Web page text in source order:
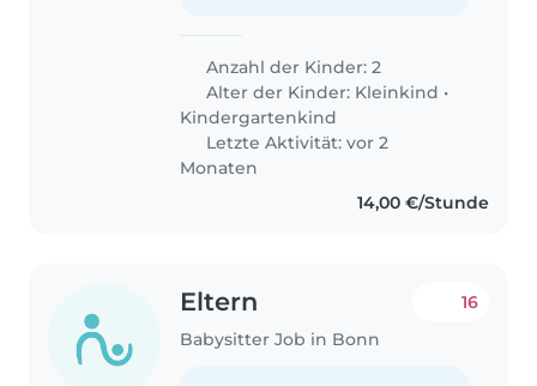
Anzahl der Kinder: 2
Alter der Kinder: Kleinkind •
Kindergartenkind
Letzte Aktivität: vor 2
Monaten
14,00 €/Stunde
Eltern
Babysitter Job in Bonn
16